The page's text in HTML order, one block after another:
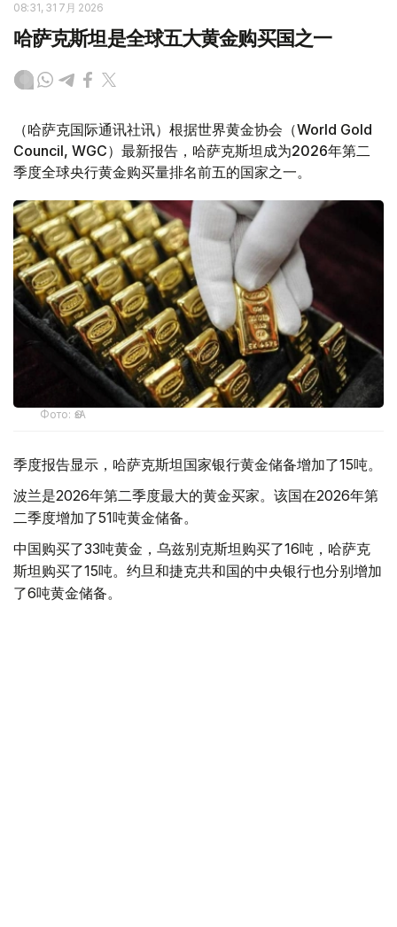
08:31, 31 7月 2026
哈萨克斯坦是全球五大黄金购买国之一
（哈萨克国际通讯社讯）根据世界黄金协会（World Gold
Council, WGC）最新报告，哈萨克斯坦成为2026年第二
季度全球央行黄金购买量排名前五的国家之一。
Фото: ӨзА
季度报告显示，哈萨克斯坦国家银行黄金储备增加了15吨。
波兰是2026年第二季度最大的黄金买家。该国在2026年第
二季度增加了51吨黄金储备。
中国购买了33吨黄金，乌兹别克斯坦购买了16吨，哈萨克
斯坦购买了15吨。约旦和捷克共和国的中央银行也分别增加
了6吨黄金储备。